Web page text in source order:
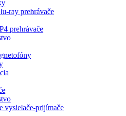
ray prehrávače
prehrávače
vysielače-prijímače